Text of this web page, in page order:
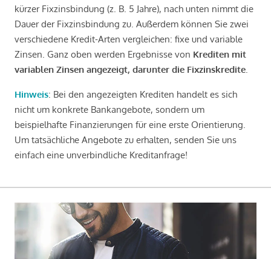
kürzer Fixzinsbindung (z. B. 5 Jahre), nach unten nimmt die
Dauer der Fixzinsbindung zu. Außerdem können Sie zwei
verschiedene Kredit-Arten vergleichen: fixe und variable
Zinsen. Ganz oben werden Ergebnisse von Krediten mit
variablen Zinsen angezeigt, darunter die Fixzinskredite
Hinweis: Bei den angezeigten Krediten handelt es sich
nicht um konkrete Bankangebote, sondern um
beispielhafte Finanzierungen für eine erste Orientierung.
Um tatsächliche Angebote zu erhalten, senden Sie uns
einfach eine unverbindliche Kreditanfrage!